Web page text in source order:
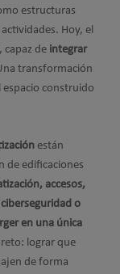
estructuras
Hoy, el
, capaz de integrar
transformación
espacio construido
están
de edificaciones
accesos,
o
en una única
lograr que
de forma